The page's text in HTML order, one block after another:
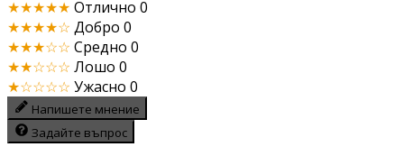
★★★★★ Отлично 0
★★★★☆ Добро 0
★★★☆☆ Средно 0
★★☆☆☆ Лошо 0
★☆☆☆☆ Ужасно 0
Напишете мнение
Задайте въпрос